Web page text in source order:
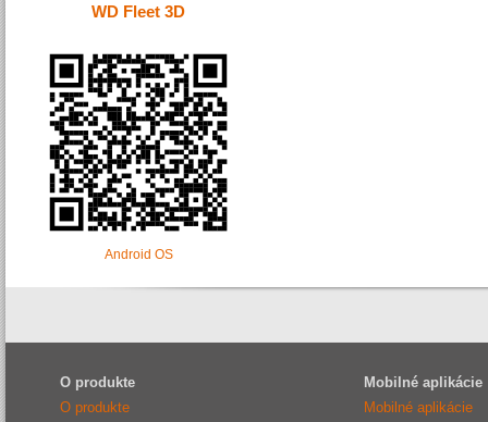
WD Fleet 3D
Android OS
O produkte
O produkte
Mobilné aplikácie
Mobilné aplikácie